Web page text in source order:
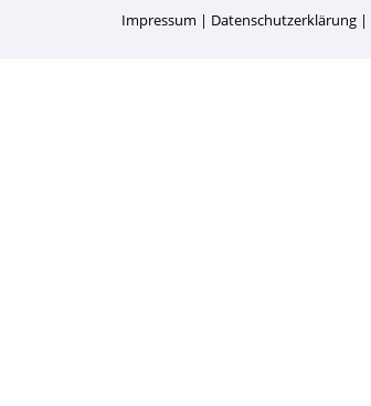
Impressum Datenschutzerklärung